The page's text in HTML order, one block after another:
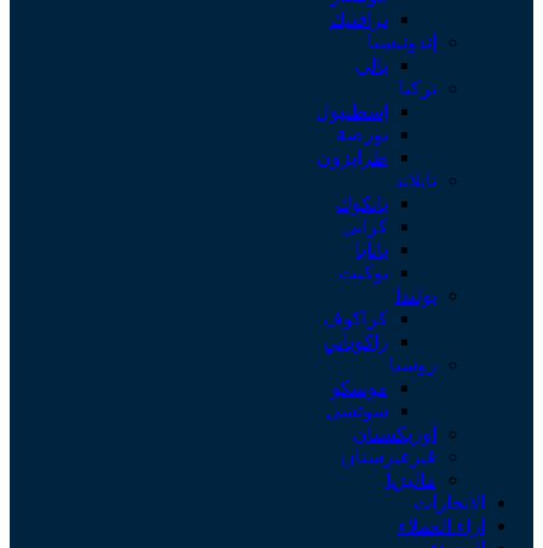
ترافنيك
إندونيسيا
بالي
تركيا
إسطنبول
بورصة
طرابزون
تايلاند
بانكوك
كرابي
باتايا
بوكيت
بولندا
كراكوف
زاكوباني
روسيا
موسكو
سوتشي
أوزبكستان
قيرغيزستان
ماليزيا
الانجازات
اراء العملاء